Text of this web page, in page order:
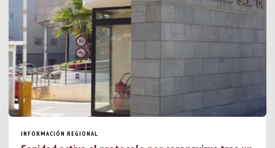
INFORMACIÓN REGIONAL